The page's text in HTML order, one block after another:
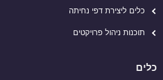
כלים ליצירת דפי נחיתה
תוכנות ניהול פרויקטים
כלים